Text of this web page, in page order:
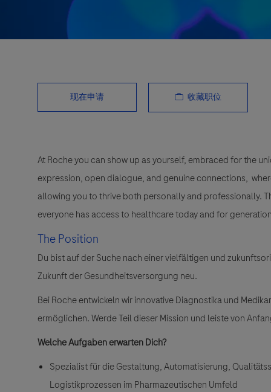
现在申请 收藏职位
At Roche you can show up as yourself, embraced for the
expression, open dialogue, and genuine connections,
allowing you to thrive both personally and professionally.
everyone has access to healthcare today and for
The Position
Du bist auf der Suche nach einer vielfältigen und
Zukunft der Gesundheitsversorgung neu.
Bei Roche entwickeln wir innovative Diagnostika und
ermöglichen. Werde Teil dieser Mission und leiste von
Welche Aufgaben erwarten Dich?
Spezialist für die Gestaltung, Automatisierung,
Logistikprozessen im Pharmazeutischen Umfeld